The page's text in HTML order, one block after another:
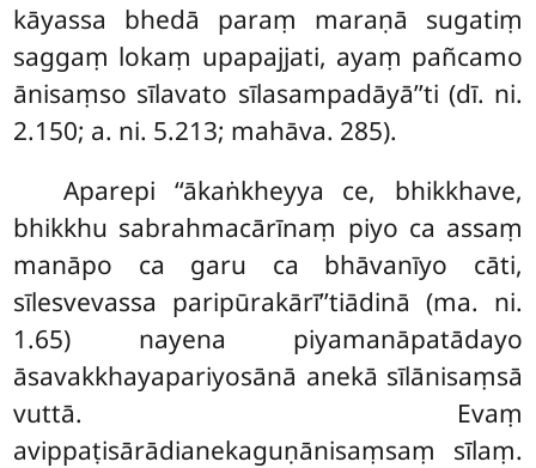
kāyassa bhedā paraṃ maraṇā sugatiṃ
saggaṃ lokaṃ upapajjati, ayaṃ pañcamo
ānisaṃso sīlavato sīlasampadāyā’’ti (dī. ni.
2.150; a. ni. 5.213; mahāva. 285).
Aparepi ‘‘ākaṅkheyya ce, bhikkhave,
bhikkhu sabrahmacārīnaṃ piyo ca assaṃ
manāpo ca garu ca bhāvanīyo cāti,
sīlesvevassa paripūrakārī’’tiādinā (ma. ni.
1.65) nayena piyamanāpatādayo
āsavakkhayapariyosānā anekā sīlānisaṃsā
vuttā. Evaṃ
avippaṭisārādianekaguṇānisaṃsaṃ sīlaṃ.